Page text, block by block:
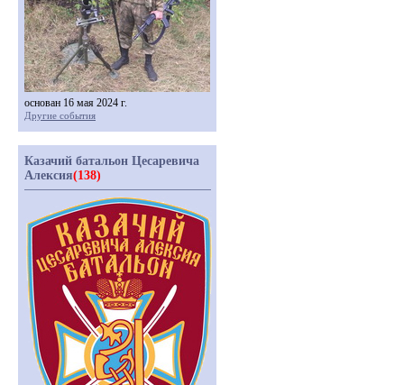
основан 16 мая 2024 г.
Другие события
Казачий батальон Цесаревича
Алексия(138)